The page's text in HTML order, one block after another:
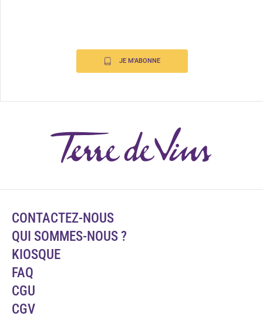
JE M'ABONNE
CONTACTEZ-NOUS
QUI SOMMES-NOUS ?
KIOSQUE
FAQ
CGU
CGV